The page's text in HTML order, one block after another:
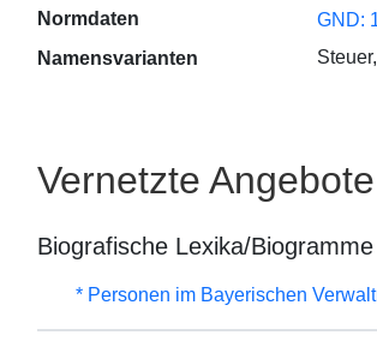
Normdaten
GND:
Namensvarianten
Vernetzte Angebote
Biografische Lexika/Biogramme
* Personen im Bayerischen